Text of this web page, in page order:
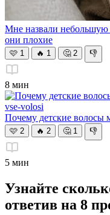
Мне назвали небольшую
они плохие
🩷 1 🔥 1 🤔 2 👎
8 мин
Почему детские волосы
🩷 2 🔥 2 🤔 1 👎
5 мин
Узнайте
ответив на 8